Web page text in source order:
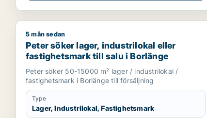
Peter söker lager, industrilokal eller
5 mån sedan
Peter söker lager, industrilokal eller
fastighetsmark till salu i Borlänge
Peter söker 50-15000 m² lager / industrilokal /
fastighetsmark i Borlänge till försäljning
Type
Lager, Industrilokal, Fastighetsmark